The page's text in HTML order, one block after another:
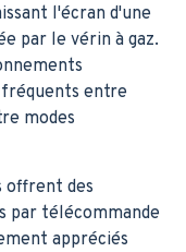
l'écran d'une
par le vérin à gaz.
entre
modes
offrent des
par télécommande
appréciés